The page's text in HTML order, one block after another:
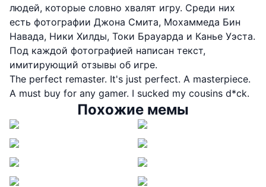
людей, которые словно хвалят игру. Среди них
есть фотографии Джона Смита, Мохаммеда Бин
Навада, Ники Хилды, Токи Брауарда и Канье Уэста.
Под каждой фотографией написан текст,
имитирующий отзывы об игре.
The perfect remaster. It's just perfect. A masterpiece.
A must buy for any gamer. I sucked my cousins d*ck.
Похожие мемы